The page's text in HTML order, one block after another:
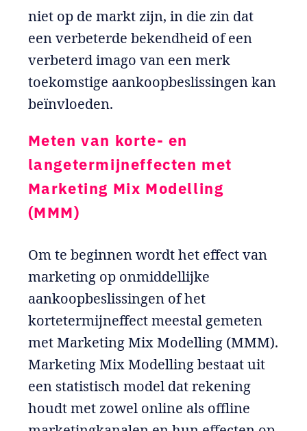
niet op de markt zijn, in die zin dat
een verbeterde bekendheid of een
verbeterd imago van een merk
toekomstige aankoopbeslissingen kan
beïnvloeden.
Meten van korte- en
langetermijneffecten met
Marketing Mix Modelling
(MMM)
Om te beginnen wordt het effect van
marketing op onmiddellijke
aankoopbeslissingen of het
kortetermijneffect meestal gemeten
met Marketing Mix Modelling (MMM).
Marketing Mix Modelling bestaat uit
een statistisch model dat rekening
houdt met zowel online als offline